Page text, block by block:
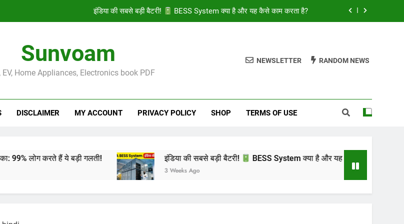
इंडिया की सबसे बड़ी बैटरी! BESS System क्या है और यह कैसे काम करता है?
भारत की Top 50 सोलर पैनल कंपनियां 2026: पूरी लिस्ट और नए सरकारी नियम: life-changing
शंट कैपेसिटर (Shunt Capacitor) लगाने का सही तरीका: 99% लोग करते हैं ये बड़ी गलती!
इंडिया की सबसे बड़ी बैटरी! BESS System क्या है और यह कैसे काम करता है?
Sunvoam
EV, Home Appliances, Electronics book PDF
NEWSLETTER RANDOM NEWS
DISCLAIMER MY ACCOUNT PRIVACY POLICY SHOP TERMS OF USE
हैं ये बड़ी गलती! इंडिया की सबसे बड़ी बैटरी! BESS System क्या है और यह कैसे काम करता है?
3 Weeks Ago